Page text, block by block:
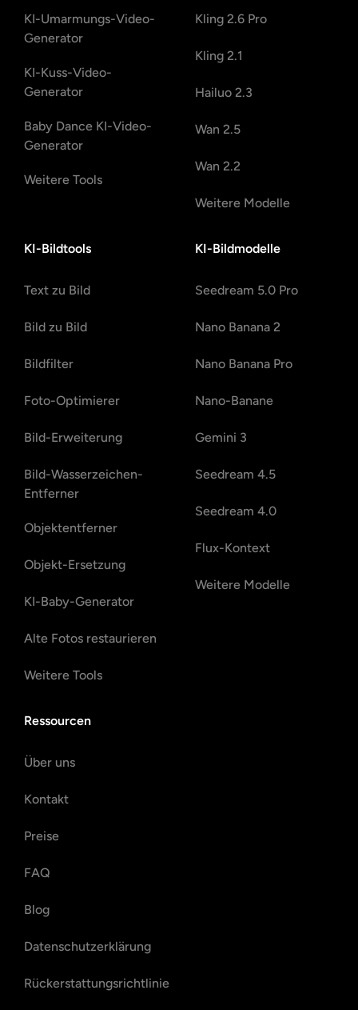
KI-Umarmungs-Video-
Generator
KI-Kuss-Video-
Generator
Baby Dance KI-Video-
Generator
Weitere Tools
Kling 2.6 Pro
Kling 2.1
Hailuo 2.3
Wan 2.5
Wan 2.2
Weitere Modelle
KI-Bildtools
Text zu Bild
Bild zu Bild
Bildfilter
Foto-Optimierer
Bild-Erweiterung
Bild-Wasserzeichen-
Entferner
Objektentferner
Objekt-Ersetzung
KI-Baby-Generator
Alte Fotos restaurieren
Weitere Tools
KI-Bildmodelle
Seedream 5.0 Pro
Nano Banana 2
Nano Banana Pro
Nano-Banane
Gemini 3
Seedream 4.5
Seedream 4.0
Flux-Kontext
Weitere Modelle
Ressourcen
Über uns
Kontakt
Preise
FAQ
Blog
Datenschutzerklärung
Rückerstattungsrichtlinie